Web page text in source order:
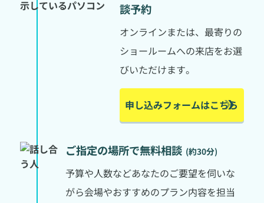
談予約
オンラインまたは、最寄りの
ショールームへの来店をお選
びいただけます。
申し込みフォームはこちら
ご指定の場所で無料相談 (約30分)
予算や人数などあなたのご要望を伺いな
がら会場やおすすめのプラン内容を担当